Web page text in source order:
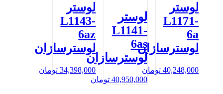
لوستر
L1171-
6a
لوسترسازان
40,248,000 تومان
لوستر
L1141-
6as
لوسترسازان
40,950,000 تومان
لوستر
L1143-
6az
لوسترسازان
34,398,000 تومان